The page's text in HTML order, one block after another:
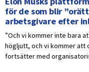
för de som blir
arbetsgivare efter
”Och vi kommer inte bara
högljutt, och vi kommer att
fortsätter med